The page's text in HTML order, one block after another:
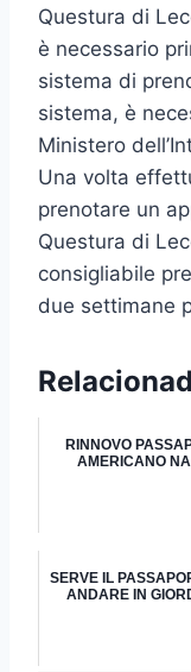
Questura di
è necessario
sistema di
sistema, è
Ministero
Una volta
prenotare un
Questura di
consigliabile
due settimane
RINNOVO
AMERICANO
SERVE IL
ANDARE IN